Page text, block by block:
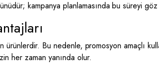
kampanya planlamasında bu süreyi
ürünlerdir. Bu nedenle, promosyon amaçlı
her zaman yanında olur.